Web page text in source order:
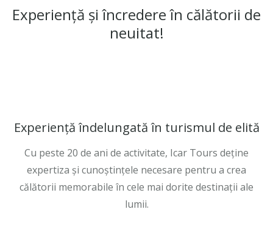
Experiență și încredere în călătorii de
neuitat!
Experiență îndelungată în turismul de elită
Cu peste 20 de ani de activitate, Icar Tours deține
expertiza și cunoștințele necesare pentru a crea
călătorii memorabile în cele mai dorite destinații ale
lumii.